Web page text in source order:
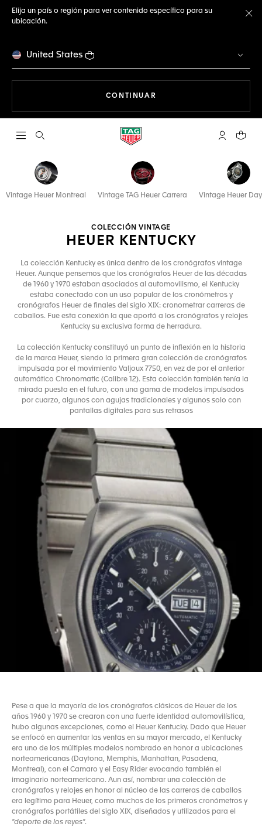
Elija un país o región para ver contenido específico para su
ubicación.
United States
CONTINUAR
Abrir el menú de búsqueda Cuenta Mi
Su
Vintage Heuer Montreal Vintage TAG Heuer Carrera Vintage Heuer
COLECCIÓN VINTAGE
HEUER KENTUCKY
La colección Kentucky es única dentro de los cronógrafos vintage
Heuer. Aunque pensemos que los cronógrafos Heuer de las décadas
de 1960 y 1970 estaban asociados al automovilismo, el Kentucky
estaba conectado con un uso popular de los cronómetros y
cronógrafos Heuer de finales del siglo XIX: cronometrar carreras de
caballos. Fue esta conexión la que aportó a los cronógrafos y relojes
Kentucky su exclusiva forma de herradura.
La colección Kentucky constituyó un punto de inflexión en la historia
de la marca Heuer, siendo la primera gran colección de cronógrafos
impulsada por el movimiento Valjoux 7750, en vez de por el anterior
automático Chronomatic (Calibre 12). Esta colección también tenía la
mirada puesta en el futuro, con una gama de modelos impulsados
por cuarzo, algunos con agujas tradicionales y algunos solo con
pantallas digitales para sus retrasos
Pese a que la mayoría de los cronógrafos clásicos de Heuer de los
años 1960 y 1970 se crearon con una fuerte identidad automovilística,
hubo algunas excepciones, como el Heuer Kentucky. Dado que Heuer
se enfocó en aumentar las ventas en su mayor mercado, el Kentucky
era uno de los múltiples modelos nombrado en honor a ubicaciones
norteamericanas (Daytona, Memphis, Manhattan, Pasadena,
Montreal), con el Camaro y el Easy Rider evocando también el
imaginario norteamericano. Aun así, nombrar una colección de
cronógrafos y relojes en honor al núcleo de las carreras de caballos
era legítimo para Heuer, como muchos de los primeros cronómetros y
cronógrafos portátiles del siglo XIX, diseñados y utilizados para el
"deporte de los reyes".